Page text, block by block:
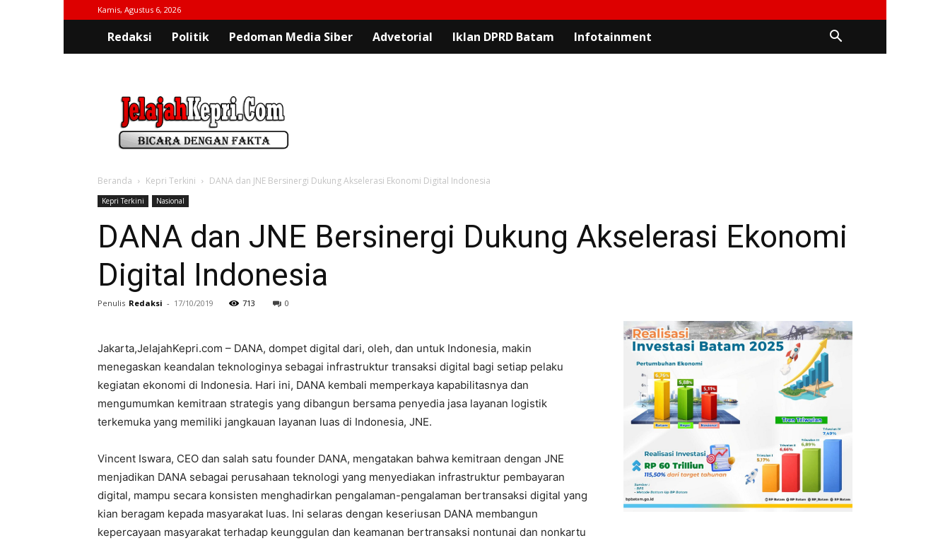
Kamis, Agustus 6, 2026
Redaksi Politik Pedoman Media Siber Advetorial Iklan DPRD Batam Infotainment
Beranda Kepri Terkini DANA dan JNE Bersinergi Dukung Akselerasi Ekonomi Digital Indonesia
Kepri Terkini Nasional
DANA dan JNE Bersinergi Dukung Akselerasi Ekonomi
Digital Indonesia
Penulis Redaksi - 17/10/2019 713 0
Jakarta,JelajahKepri.com – DANA, dompet digital dari, oleh, dan untuk Indonesia, makin
menegaskan keandalan teknologinya sebagai infrastruktur transaksi digital bagi setiap pelaku
kegiatan ekonomi di Indonesia. Hari ini, DANA kembali memperkaya kapabilitasnya dan
mengumumkan kemitraan strategis yang dibangun bersama penyedia jasa layanan logistik
terkemuka yang memiliki jangkauan layanan luas di Indonesia, JNE.
Vincent Iswara, CEO dan salah satu founder DANA, mengatakan bahwa kemitraan dengan JNE
menjadikan DANA sebagai perusahaan teknologi yang menyediakan infrastruktur pembayaran
digital, mampu secara konsisten menghadirkan pengalaman-pengalaman bertransaksi digital yang
kian beragam kepada masyarakat luas. Ini selaras dengan keseriusan DANA membangun
kepercayaan masyarakat terhadap keunggulan dan keamanan bertransaksi nontunai dan nonkartu